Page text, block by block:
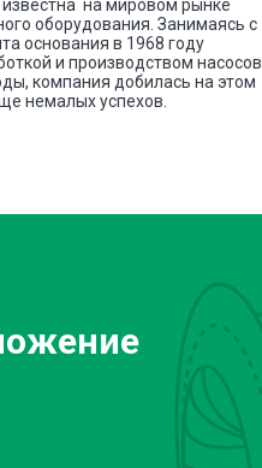
на мировом рынке
оборудования. Занимаясь с
основания в 1968 году
и производством насосов
компания добилась на этом
немалых успехов.